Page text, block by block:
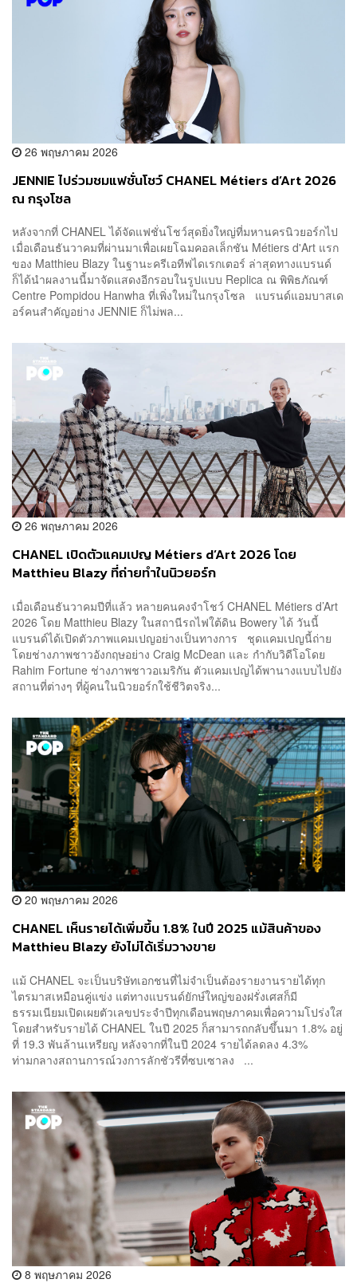
26 พฤษภาคม 2026
JENNIE ไปร่วมชมแฟชั่นโชว์ CHANEL Métiers d’Art 2026
ณ กรุงโซล
หลังจากที่ CHANEL ได้จัดแฟชั่นโชว์สุดยิ่งใหญ่ที่มหานครนิวยอร์กไป
เมื่อเดือนธันวาคมที่ผ่านมาเพื่อเผยโฉมคอลเล็กชัน Métiers d'Art แรก
ของ Matthieu Blazy ในฐานะครีเอทีฟไดเรกเตอร์ ล่าสุดทางแบรนด์
ก็ได้นำผลงานนี้มาจัดแสดงอีกรอบในรูปแบบ Replica ณ พิพิธภัณฑ์
Centre Pompidou Hanwha ที่เพิ่งใหม่ในกรุงโซล แบรนด์แอมบาสเด
อร์คนสำคัญอย่าง JENNIE ก็ไม่พล...
26 พฤษภาคม 2026
CHANEL เปิดตัวแคมเปญ Métiers d’Art 2026 โดย
Matthieu Blazy ที่ถ่ายทำในนิวยอร์ก
เมื่อเดือนธันวาคมปีที่แล้ว หลายคนคงจำโชว์ CHANEL Métiers d’Art
2026 โดย Matthieu Blazy ในสถานีรถไฟใต้ดิน Bowery ได้ วันนี้
แบรนด์ได้เปิดตัวภาพแคมเปญอย่างเป็นทางการ ชุดแคมเปญนี้ถ่าย
โดยช่างภาพชาวอังกฤษอย่าง Craig McDean และ กำกับวิดีโอโดย
Rahim Fortune ช่างภาพชาวอเมริกัน ตัวแคมเปญได้พานางแบบไปยัง
สถานที่ต่างๆ ที่ผู้คนในนิวยอร์กใช้ชีวิตจริง...
20 พฤษภาคม 2026
CHANEL เห็นรายได้เพิ่มขึ้น 1.8% ในปี 2025 แม้สินค้าของ
Matthieu Blazy ยังไม่ได้เริ่มวางขาย
แม้ CHANEL จะเป็นบริษัทเอกชนที่ไม่จำเป็นต้องรายงานรายได้ทุก
ไตรมาสเหมือนคู่แข่ง แต่ทางแบรนด์ยักษ์ใหญ่ของฝรั่งเศสก็มี
ธรรมเนียมเปิดเผยตัวเลขประจำปีทุกเดือนพฤษภาคมเพื่อความโปร่งใส
โดยสำหรับรายได้ CHANEL ในปี 2025 ก็สามารถกลับขึ้นมา 1.8% อยู่
ที่ 19.3 พันล้านเหรียญ หลังจากที่ในปี 2024 รายได้ลดลง 4.3%
ท่ามกลางสถานการณ์วงการลักชัวรีที่ซบเซาลง ...
8 พฤษภาคม 2026